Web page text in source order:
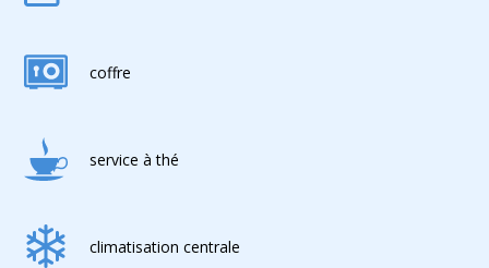
coffre
service à thé
climatisation centrale